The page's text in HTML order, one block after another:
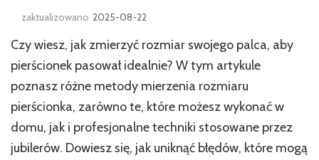
zaktualizowano 2025-08-22
Czy wiesz, jak zmierzyć rozmiar swojego palca, aby
pierścionek pasował idealnie? W tym artykule
poznasz różne metody mierzenia rozmiaru
pierścionka, zarówno te, które możesz wykonać w
domu, jak i profesjonalne techniki stosowane przez
jubilerów. Dowiesz się, jak uniknąć błędów, które mogą